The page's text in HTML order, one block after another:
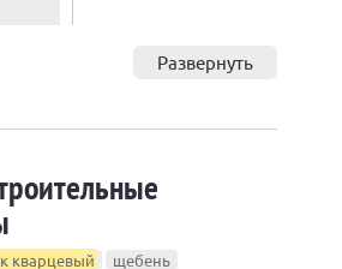
Развернуть
кварцевый
щебень